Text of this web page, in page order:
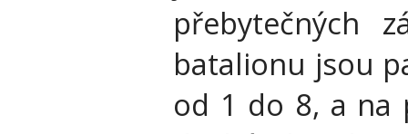
přebytečných
batalionu jsou
od 1 do 8, a na